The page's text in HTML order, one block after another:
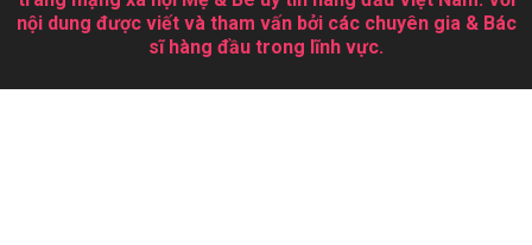
nội dung được viết và tham vấn bởi các chuyên gia & Bác
sĩ hàng đầu trong lĩnh vực.